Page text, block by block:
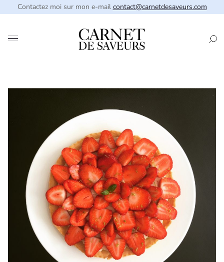
Contactez moi sur mon e-mail contact@carnetdesaveurs.com